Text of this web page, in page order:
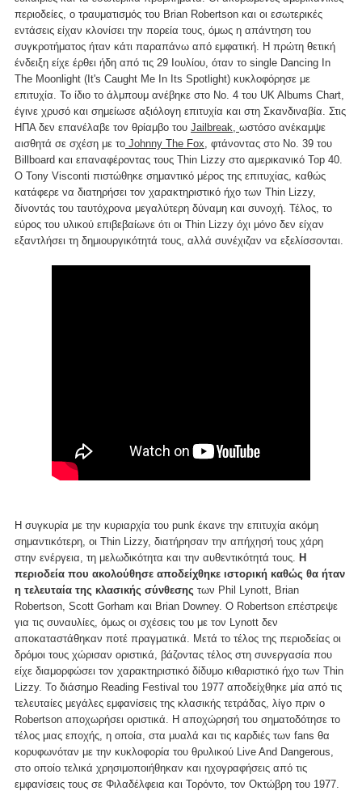
περιοδείες, ο τραυματισμός του Brian Robertson και οι εσωτερικές
εντάσεις είχαν κλονίσει την πορεία τους, όμως η απάντηση του
συγκροτήματος ήταν κάτι παραπάνω από εμφατική. Η πρώτη θετική
ένδειξη είχε έρθει ήδη από τις 29 Ιουλίου, όταν το single Dancing In
The Moonlight (It's Caught Me In Its Spotlight) κυκλοφόρησε με
επιτυχία. Το ίδιο το άλμπουμ ανέβηκε στο Νο. 4 του UK Albums Chart,
έγινε χρυσό και σημείωσε αξιόλογη επιτυχία και στη Σκανδιναβία. Στις
ΗΠΑ δεν επανέλαβε τον θρίαμβο του Jailbreak, ωστόσο ανέκαμψε
αισθητά σε σχέση με το Johnny The Fox, φτάνοντας στο Νο. 39 του
Billboard και επαναφέροντας τους Thin Lizzy στο αμερικανικό Top 40.
Ο Tony Visconti πιστώθηκε σημαντικό μέρος της επιτυχίας, καθώς
κατάφερε να διατηρήσει τον χαρακτηριστικό ήχο των Thin Lizzy,
δίνοντάς του ταυτόχρονα μεγαλύτερη δύναμη και συνοχή. Τέλος, το
εύρος του υλικού επιβεβαίωνε ότι οι Thin Lizzy όχι μόνο δεν είχαν
εξαντλήσει τη δημιουργικότητά τους, αλλά συνέχιζαν να εξελίσσονται.
Η συγκυρία με την κυριαρχία του punk έκανε την επιτυχία ακόμη
σημαντικότερη, οι Thin Lizzy, διατήρησαν την απήχησή τους χάρη
στην ενέργεια, τη μελωδικότητα και την αυθεντικότητά τους. Η
περιοδεία που ακολούθησε αποδείχθηκε ιστορική καθώς θα ήταν
η τελευταία της κλασικής σύνθεσης των Phil Lynott, Brian
Robertson, Scott Gorham και Brian Downey. Ο Robertson επέστρεψε
για τις συναυλίες, όμως οι σχέσεις του με τον Lynott δεν
αποκαταστάθηκαν ποτέ πραγματικά. Μετά το τέλος της περιοδείας οι
δρόμοι τους χώρισαν οριστικά, βάζοντας τέλος στη συνεργασία που
είχε διαμορφώσει τον χαρακτηριστικό δίδυμο κιθαριστικό ήχο των Thin
Lizzy. Το διάσημο Reading Festival του 1977 αποδείχθηκε μία από τις
τελευταίες μεγάλες εμφανίσεις της κλασικής τετράδας, λίγο πριν ο
Robertson αποχωρήσει οριστικά. Η αποχώρησή του σηματοδότησε το
τέλος μιας εποχής, η οποία, στα μυαλά και τις καρδιές των fans θα
κορυφωνόταν με την κυκλοφορία του θρυλικού Live And Dangerous,
στο οποίο τελικά χρησιμοποιήθηκαν και ηχογραφήσεις από τις
εμφανίσεις τους σε Φιλαδέλφεια και Τορόντο, τον Οκτώβρη του 1977.